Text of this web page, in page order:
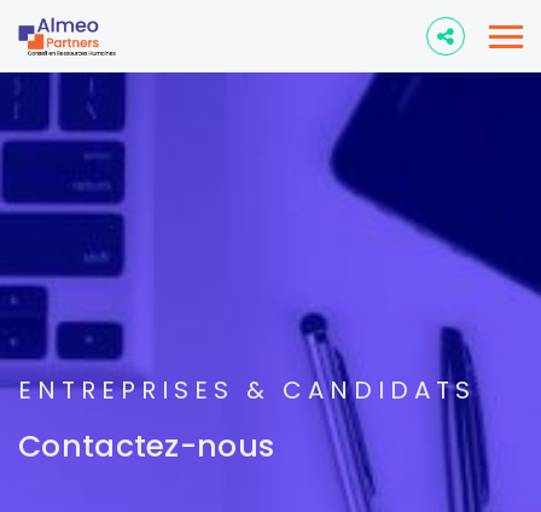
ENTREPRISES & CANDIDATS
Contactez-nous